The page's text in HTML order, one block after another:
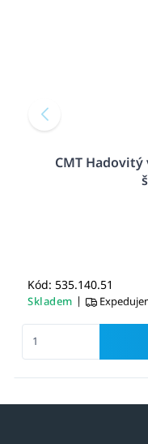
CMT Hadovitý
Kód: 535.140.51
Skladem |